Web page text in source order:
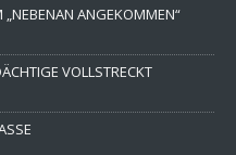
ANGEKOMMEN“
VOLLSTRECKT